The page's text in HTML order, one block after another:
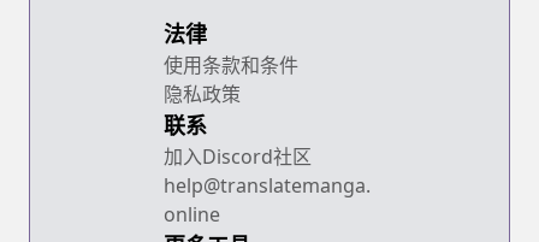
法律
使用条款和条件
隐私政策
联系
加入Discord社区
help@translatemanga.
online